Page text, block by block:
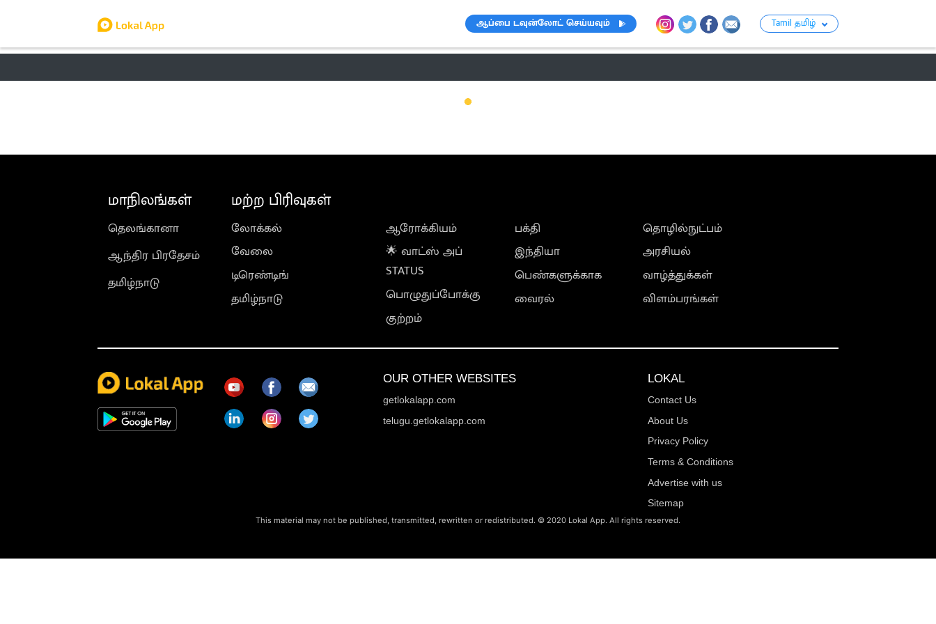
ஆப்பை டவுன்லோட் செய்யவும் Tamil தமிழ்
மாநிலங்கள்
தெலங்கானா
ஆந்திர பிரதேசம்
தமிழ்நாடு
மற்ற பிரிவுகள்
லோக்கல்
வேலை
டிரெண்டிங்
தமிழ்நாடு
ஆரோக்கியம்
🌟 வாட்ஸ் அப்
STATUS
பொழுதுப்போக்கு
குற்றம்
பக்தி
இந்தியா
பெண்களுக்காக
வைரல்
தொழில்நுட்பம்
அரசியல்
வாழ்த்துக்கள்
விளம்பரங்கள்
OUR OTHER WEBSITES
getlokalapp.com
telugu.getlokalapp.com
LOKAL
Contact Us
About Us
Privacy Policy
Terms & Conditions
Advertise with us
Sitemap
This material may not be published, transmitted, rewritten or redistributed. © 2020 Lokal App. All rights reserved.